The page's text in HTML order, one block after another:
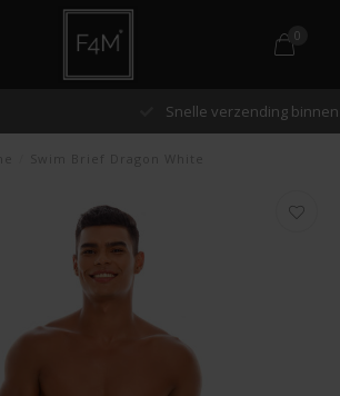
0
Snelle verzending binnen 48 uur